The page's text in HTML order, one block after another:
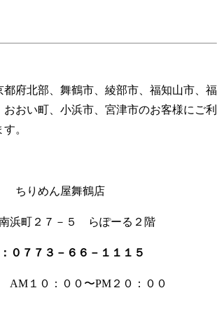
都府北部、舞鶴市、綾部市、福知山市、福
おい町、小浜市、宮津市のお客様にご利
。
ちりめん屋舞鶴店
浜町２７－５ らぽーる２階
：０７７３－６６－１１１５
AM１０：００〜PM２０：００